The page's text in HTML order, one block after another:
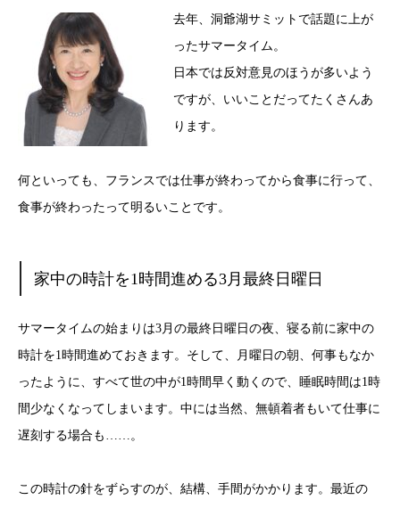
去年、洞爺湖サミットで話題に上が
ったサマータイム。
日本では反対意見のほうが多いよう
ですが、いいことだってたくさんあ
ります。
何といっても、フランスでは仕事が終わってから食事に行って、
食事が終わったって明るいことです。
家中の時計を1時間進める3月最終日曜日
サマータイムの始まりは3月の最終日曜日の夜、寝る前に家中の
時計を1時間進めておきます。そして、月曜日の朝、何事もなか
ったように、すべて世の中が1時間早く動くので、睡眠時間は1時
間少なくなってしまいます。中には当然、無頓着者もいて仕事に
遅刻する場合も……。
この時計の針をずらすのが、結構、手間がかかります。最近の